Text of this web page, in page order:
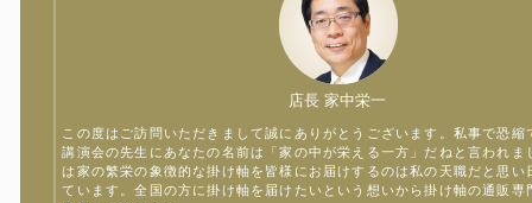
店長 家中栄一
この度はご訪問いただきまして誠にありがとうございます。私事で恐縮
講演会の先生にあなたの名前は「家の中が栄える一方」だねと言われま
は家の繁栄の象徴的な掛け軸を皆様にお届けするのは私の天職だと思い
ています。全国の方に掛け軸を届けたいという想いから掛け軸の通販専